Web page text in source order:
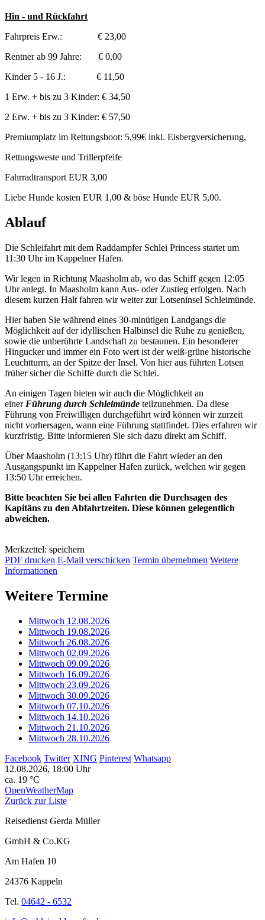
Hin - und Rückfahrt
Fahrpreis Erw.: € 23,00
Rentner ab 99 Jahre: € 0,00
Kinder 5 - 16 J.: € 11,50
1 Erw. + bis zu 3 Kinder: € 34,50
2 Erw. + bis zu 3 Kinder: € 57,50
Premiumplatz im Rettungsboot: 5,99€ inkl. Eisbergversicherung,
Rettungsweste und Trillerpfeife
Fahrradtransport EUR 3,00
Liebe Hunde kosten EUR 1,00 & böse Hunde EUR 5,00.
Ablauf
Die Schleifahrt mit dem Raddampfer Schlei Princess startet um
11:30 Uhr im Kappelner Hafen.
Wir legen in Richtung Maasholm ab, wo das Schiff gegen 12:05
Uhr anlegt. In Maasholm kann Aus- oder Zustieg erfolgen. Nach
diesem kurzen Halt fahren wir weiter zur Lotseninsel Schleimünde.
Hier haben Sie während eines 30-minütigen Landgangs die
Möglichkeit auf der idyllischen Halbinsel die Ruhe zu genießen,
sowie die unberührte Landschaft zu bestaunen. Ein besonderer
Hingucker und immer ein Foto wert ist der weiß-grüne historische
Leuchtturm, an der Spitze der Insel. Von hier aus führten Lotsen
früher sicher die Schiffe durch die Schlei.
An einigen Tagen bieten wir auch die Möglichkeit an
einer Führung durch Schleimünde teilzunehmen. Da diese
Führung von Freiwilligen durchgeführt wird können wir zurzeit
nicht vorhersagen, wann eine Führung stattfindet. Dies erfahren wir
kurzfristig. Bitte informieren Sie sich dazu direkt am Schiff.
Über Maasholm (13:15 Uhr) führt die Fahrt wieder an den
Ausgangspunkt im Kappelner Hafen zurück, welchen wir gegen
13:50 Uhr erreichen.
Bitte beachten Sie bei allen Fahrten die Durchsagen des
Kapitäns zu den Abfahrtzeiten. Diese können gelegentlich
abweichen.
Merkzettel: speichern
PDF drucken E-Mail verschicken Termin übernehmen Weitere
Informationen
Weitere Termine
Mittwoch 12.08.2026
Mittwoch 19.08.2026
Mittwoch 26.08.2026
Mittwoch 02.09.2026
Mittwoch 09.09.2026
Mittwoch 16.09.2026
Mittwoch 23.09.2026
Mittwoch 30.09.2026
Mittwoch 07.10.2026
Mittwoch 14.10.2026
Mittwoch 21.10.2026
Mittwoch 28.10.2026
Facebook Twitter XING Pinterest Whatsapp
12.08.2026, 18:00 Uhr
ca. 19 °C
OpenWeatherMap
Zurück zur Liste
Reisedienst Gerda Müller
GmbH & Co.KG
Am Hafen 10
24376 Kappeln
Tel. 04642 - 6532